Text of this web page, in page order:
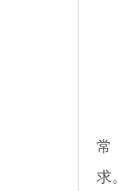
常
求